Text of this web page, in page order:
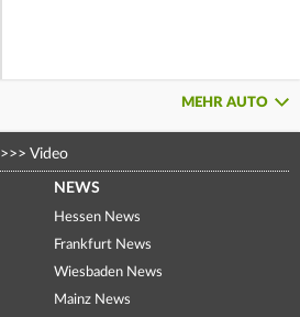
MEHR AUTO
>>> Video
NEWS
Hessen News
Frankfurt News
Wiesbaden News
Mainz News